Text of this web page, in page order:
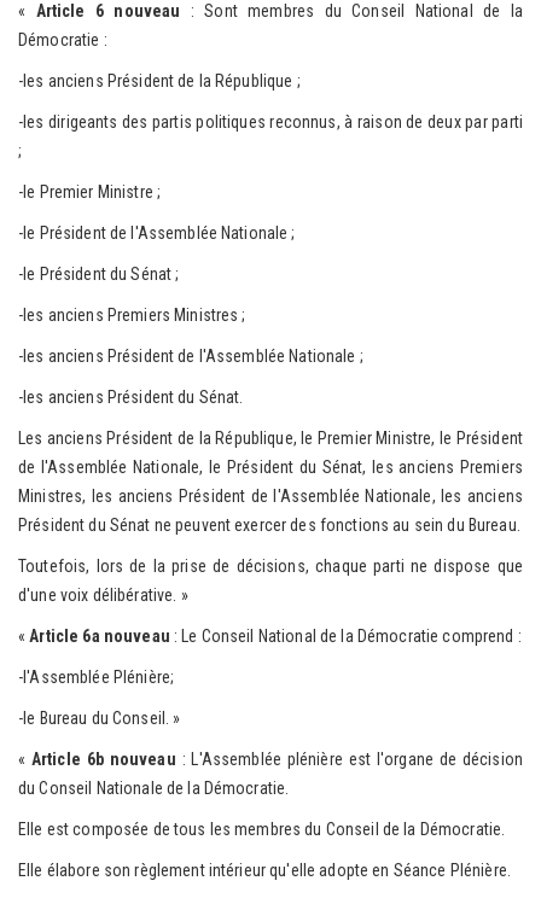
« Article 6 nouveau : Sont membres du Conseil National de la
Démocratie :
-les anciens Président de la République ;
-les dirigeants des partis politiques reconnus, à raison de deux par parti
;
-le Premier Ministre ;
-le Président de l'Assemblée Nationale ;
-le Président du Sénat ;
-les anciens Premiers Ministres ;
-les anciens Président de l'Assemblée Nationale ;
-les anciens Président du Sénat.
Les anciens Président de la République, le Premier Ministre, le Président
de l'Assemblée Nationale, le Président du Sénat, les anciens Premiers
Ministres, les anciens Président de l'Assemblée Nationale, les anciens
Président du Sénat ne peuvent exercer des fonctions au sein du Bureau.
Toutefois, lors de la prise de décisions, chaque parti ne dispose que
d'une voix délibérative. »
«Article 6a nouveau : Le Conseil National de la Démocratie comprend :
-l'Assemblée Plénière;
-le Bureau du Conseil. »
« Article 6b nouveau : L'Assemblée plénière est l'organe de décision
du Conseil Nationale de la Démocratie.
Elle est composée de tous les membres du Conseil de la Démocratie.
Elle élabore son règlement intérieur qu'elle adopte en Séance Plénière.